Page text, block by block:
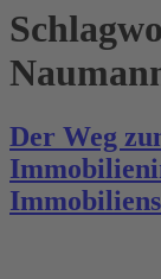
Der Weg